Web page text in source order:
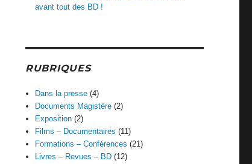
avant tout des BD !
RUBRIQUES
Dans la presse (4)
Documents Magistère (2)
Exposition (2)
Films – Documentaires (11)
Formations – Conférences (21)
Livres – Revues – BD (12)